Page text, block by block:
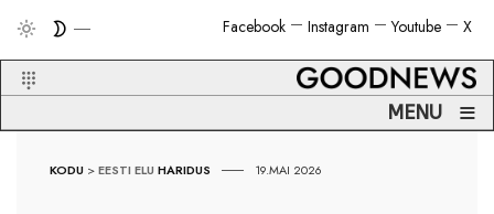
X
Youtube
Instagram
Facebook
MENU ≡
KODU >EESTI ELU HARIDUS 19.MAI 2026